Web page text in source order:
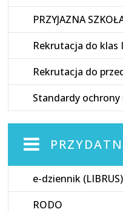
PRZYJAZNA
Rekrutacja do klas
Rekrutacja do
Standardy ochrony
e-dziennik (LIBRUS)
RODO